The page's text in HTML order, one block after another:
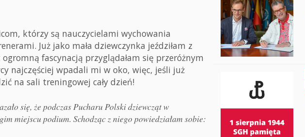
którzy są nauczycielami wychowania
Już jako mała dziewczynka jeździłam z
fascynacją przyglądałam się przeróżnym
najczęściej wpadali mi w oko, więc, jeśli już
na sali treningowej cały dzień!
się, że podczas Pucharu Polski dziewcząt w
miejscu podium. Schodząc z niego powiedziałam sobie: